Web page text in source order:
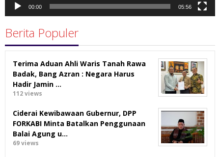
00:00 05:56
Berita Populer
Terima Aduan Ahli Waris Tanah Rawa
Badak, Bang Azran : Negara Harus
Hadir Jamin …
112 views
Ciderai Kewibawaan Gubernur, DPP
FORKABI Minta Batalkan Penggunaan
Balai Agung u…
69 views